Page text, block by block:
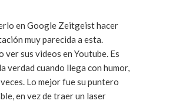
en Google Zeitgeist hacer
muy parecida a esta.
sus videos en Youtube. Es
verdad cuando llega con humor,
su puntero
en vez de traer un laser